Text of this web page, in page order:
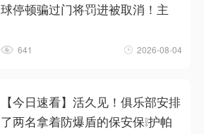
球停顿骗过门将罚进被取消！主
641 2026-08-04
【今日速看】活久见！俱乐部安排
了两名拿着防爆盾的保安保❕护帕